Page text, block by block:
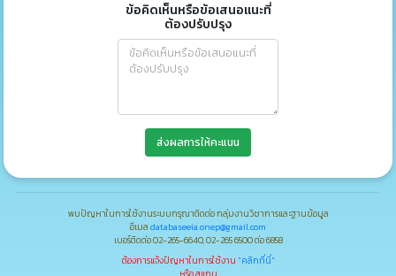
ข้อคิดเห็นหรือข้อเสนอแนะที่
ต้องปรับปรุง
ส่งผลการให้คะแนน
พบปัญหาในการใช้งานระบบกรุณาติดต่อ กลุ่มงานวิชาการและฐานข้อมูล
อีเมล databaseeia.onep@gmail.com
เบอร์ติดต่อ 02-265-6640, 02-265 6500 ต่อ 6858
ต้องการแจ้งปัญหาในการใช้งาน "คลิกที่นี่"